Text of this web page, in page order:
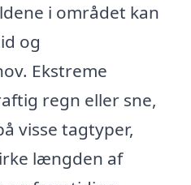
i området kan
og
Ekstreme
regn eller sne,
visse tagtyper,
længden af